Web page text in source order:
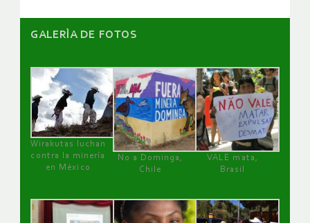
GALERÌA DE FOTOS
Wirakutas luchan
contra la minería
en México
No a Dominga,
Chile
VALE mata,
Brasil